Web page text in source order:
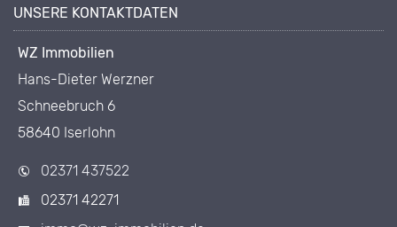
UNSERE KONTAKTDATEN
WZ Immobilien
Hans-Dieter Werzner
Schneebruch 6
58640 Iserlohn
02371 437522
02371 42271